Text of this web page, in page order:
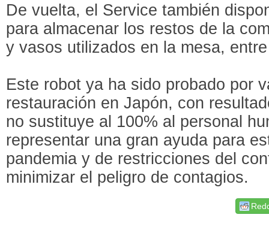
De vuelta, el Service también
para almacenar los restos de la
y vasos utilizados en la mesa,
Este robot ya ha sido probado por
restauración en Japón, con
no sustituye al 100% al personal
representar una gran ayuda para
pandemia y de restricciones del
minimizar el peligro de contagios.